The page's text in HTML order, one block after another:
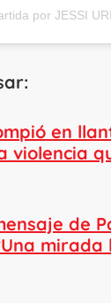
en
violencia
de
mirada